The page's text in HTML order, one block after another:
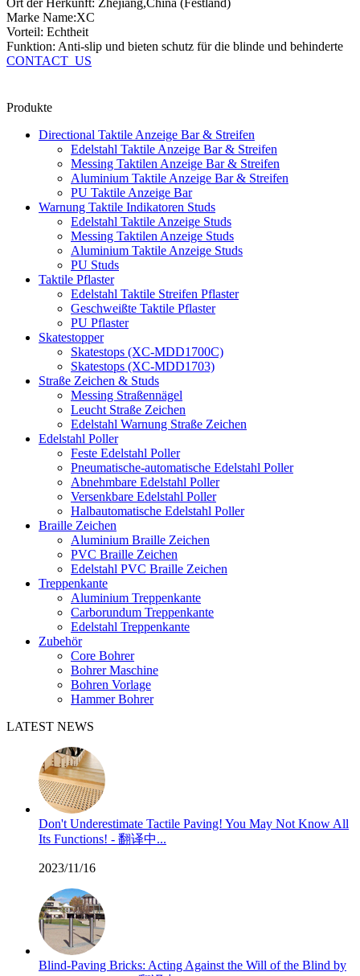
Ort der Herkunft: Zhejiang,China (Festland)
Marke Name:XC
Vorteil: Echtheit
Funktion: Anti-slip und bieten schutz für die blinde und behinderte
CONTACT_US
Produkte
Directional Taktile Anzeige Bar & Streifen
Edelstahl Taktile Anzeige Bar & Streifen
Messing Taktilen Anzeige Bar & Streifen
Aluminium Taktile Anzeige Bar & Streifen
PU Taktile Anzeige Bar
Warnung Taktile Indikatoren Studs
Edelstahl Taktile Anzeige Studs
Messing Taktilen Anzeige Studs
Aluminium Taktile Anzeige Studs
PU Studs
Taktile Pflaster
Edelstahl Taktile Streifen Pflaster
Geschweißte Taktile Pflaster
PU Pflaster
Skatestopper
Skatestops (XC-MDD1700C)
Skatestops (XC-MDD1703)
Straße Zeichen & Studs
Messing Straßennägel
Leucht Straße Zeichen
Edelstahl Warnung Straße Zeichen
Edelstahl Poller
Feste Edelstahl Poller
Pneumatische-automatische Edelstahl Poller
Abnehmbare Edelstahl Poller
Versenkbare Edelstahl Poller
Halbautomatische Edelstahl Poller
Braille Zeichen
Aluminium Braille Zeichen
PVC Braille Zeichen
Edelstahl PVC Braille Zeichen
Treppenkante
Aluminium Treppenkante
Carborundum Treppenkante
Edelstahl Treppenkante
Zubehör
Core Bohrer
Bohrer Maschine
Bohren Vorlage
Hammer Bohrer
LATEST NEWS
Don't Underestimate Tactile Paving! You May Not Know All
Its Functions! - 翻译中...
2023/11/16
Blind-Paving Bricks: Acting Against the Will of the Blind by